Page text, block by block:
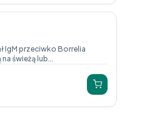
IgM przeciwko Borrelia
świeżą lub...